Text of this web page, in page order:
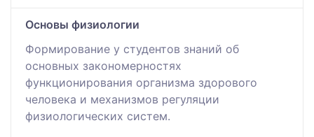
Основы физиологии
Формирование у студентов знаний об
основных закономерностях
функционирования организма здорового
человека и механизмов регуляции
физиологических систем.